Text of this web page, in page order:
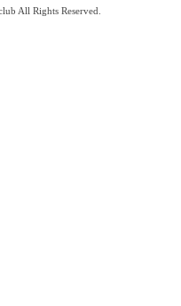
All Rights Reserved.